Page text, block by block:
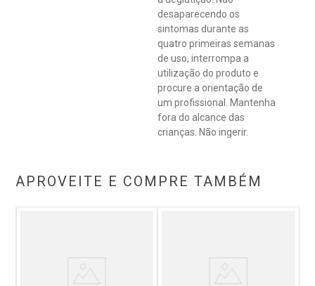
desaparecendo os
sintomas durante as
quatro primeiras semanas
de uso, interrompa a
utilização do produto e
procure a orientação de
um profissional. Mantenha
fora do alcance das
crianças. Não ingerir.
APROVEITE E COMPRE TAMBÉM